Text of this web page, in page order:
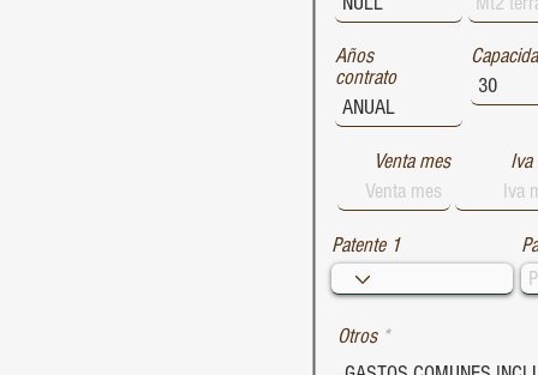
Años
contrato
Venta mes Iva
Patente 1
Otros